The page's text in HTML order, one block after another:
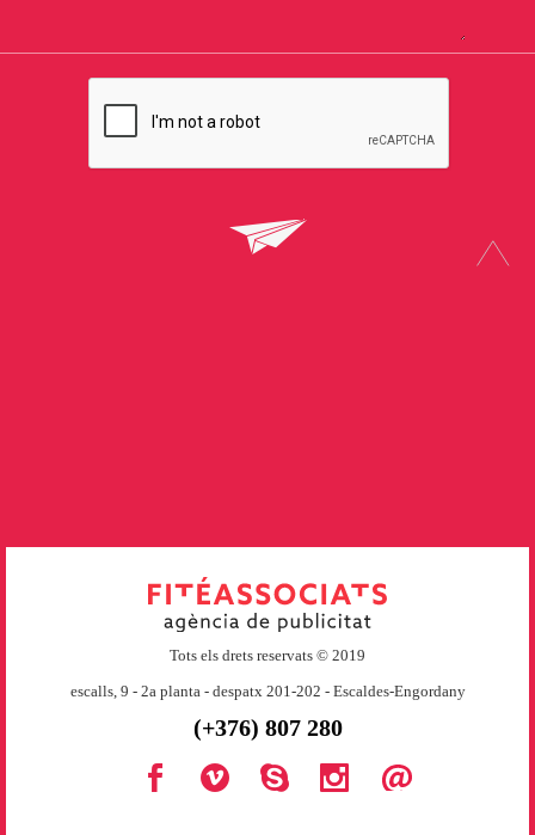
Tots els drets reservats © 2019
escalls, 9 - 2a planta - despatx 201-202 - Escaldes-Engordany
(+376) 807 280
Secondary